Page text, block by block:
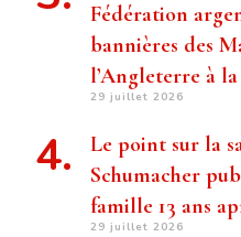
Fédération
bannières des
l’Angleterre à
29 juillet 2026
Le point sur la
Schumacher
famille 13 ans
29 juillet 2026